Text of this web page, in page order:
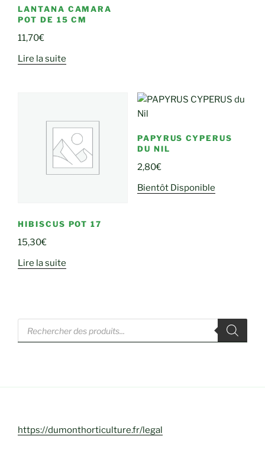
LANTANA CAMARA
POT DE 15 CM
11,70€
Lire la suite
HIBISCUS POT 17
15,30€
Lire la suite
PAPYRUS CYPERUS
DU NIL
2,80€
Bientôt Disponible
Recherche
produits
https://dumonthorticulture.fr/legal